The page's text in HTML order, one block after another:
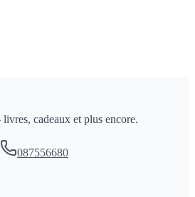
cadeaux et plus encore.
087556680